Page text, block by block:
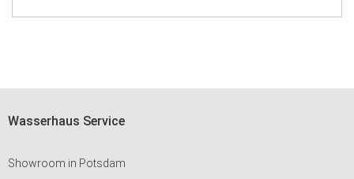
Wasserhaus Service
Showroom in Potsdam